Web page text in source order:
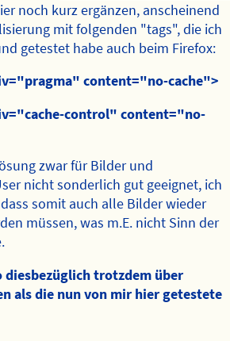
noch kurz ergänzen, anscheinend
mit folgenden "tags", die ich
getestet habe auch beim Firefox:
content="no-cache">
control" content="no-
zwar für Bilder und
nicht sonderlich gut geeignet, ich
somit auch alle Bilder wieder
müssen, was m.E. nicht Sinn der
diesbezüglich trotzdem über
als die nun von mir hier getestete